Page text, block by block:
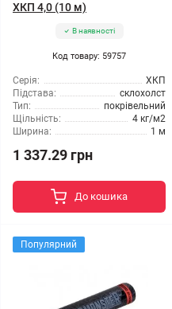
ХКП 4,0 (10 м)
В наявності
Код товару: 59757
Серія:
ХКП
Підстава:
склохолст
Тип:
покрівельний
Щільність:
4 кг/м2
Ширина:
1 м
1 337.29 грн
До кошика
Популярний